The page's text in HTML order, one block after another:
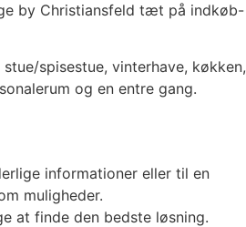
by Christiansfeld tæt på indkøb-
spisestue, vinterhave, køkken,
og en entre gang.
informationer eller til en
muligheder.
at finde den bedste løsning.